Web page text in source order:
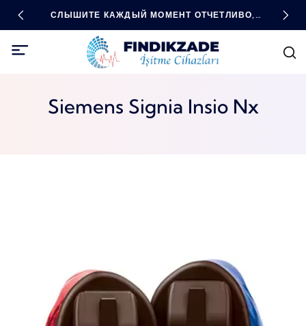
СЛЫШИТЕ КАЖДЫЙ МОМЕНТ ОТЧЕТЛИВО,
БУДЬТЕ ВО ВСЕОРУЖИИ С ПОМОЩЬЮ
ТЕХНОЛОГИЙ!
Siemens Signia Insio Nx